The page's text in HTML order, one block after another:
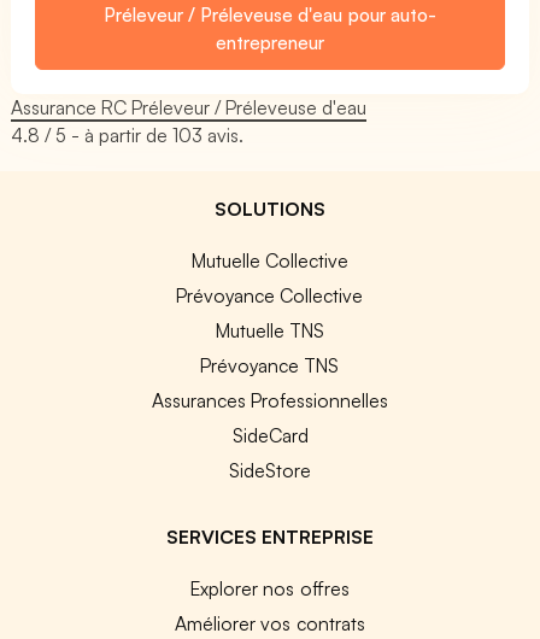
Préleveur / Préleveuse d'eau pour auto-
entrepreneur
Assurance RC Préleveur / Préleveuse d'eau
4.8 / 5 - à partir de103 avis.
SOLUTIONS
Mutuelle Collective
Prévoyance Collective
Mutuelle TNS
Prévoyance TNS
Assurances Professionnelles
SideCard
SideStore
SERVICES ENTREPRISE
Explorer nos offres
Améliorer vos contrats